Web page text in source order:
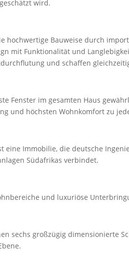
wird.
hochwertige Bauweise durch
mit Funktionalität und
und schaffen
Fenster im gesamten Haus
und höchsten Wohnkomfort zu
eine Immobilie, die deutsche
Südafrikas verbindet.
und luxuriöse
sechs großzügig dimensionierte